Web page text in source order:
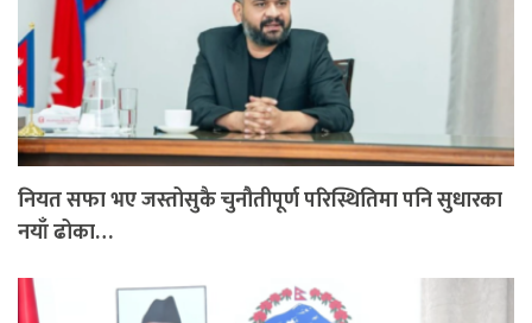
नियत सफा भए जस्तोसुकै चुनौतीपूर्ण परिस्थितिमा पनि सुधारका
नयाँ ढोका…